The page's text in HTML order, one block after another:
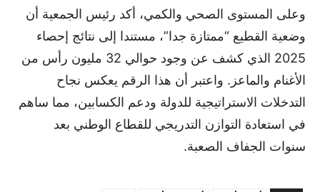
وعلى المستوى الصحي والكمي، أكد رئيس الجمعية أن
وضعية القطيع “ممتازة جدا”، مستندا إلى نتائج إحصاء
2025 الذي كشف عن وجود حوالي 32 مليون رأس من
الأغنام والماعز. واعتبر أن هذا الرقم يعكس نجاح
التدخلات الاستراتيجية للدولة ودعم الكسابين، مما ساهم
في استعادة التوازن التدريجي للقطاع الوطني بعد
سنوات الجفاف الصعبة.